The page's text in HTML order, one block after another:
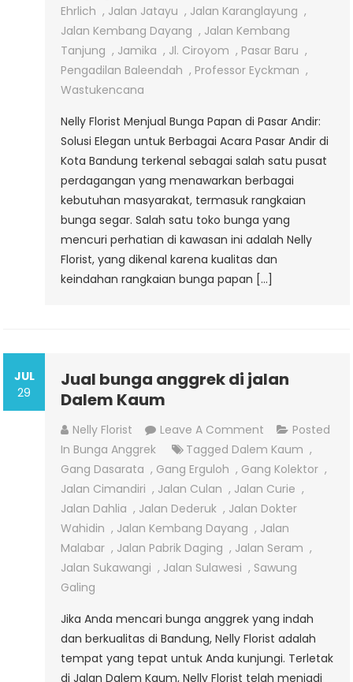
Di
Pasar
Andir
Ehrlich , Jalan Jatayu , Jalan Karanglayung ,
Jalan Kembang Dayang , Jalan Kembang
Tanjung , Jamika , Jl. Ciroyom , Pasar Baru ,
Pengadilan Baleendah , Professor Eyckman ,
Wastukencana
Nelly Florist Menjual Bunga Papan di Pasar Andir:
Solusi Elegan untuk Berbagai Acara Pasar Andir di
Kota Bandung terkenal sebagai salah satu pusat
perdagangan yang menawarkan berbagai
kebutuhan masyarakat, termasuk rangkaian
bunga segar. Salah satu toko bunga yang
mencuri perhatian di kawasan ini adalah Nelly
Florist, yang dikenal karena kualitas dan
keindahan rangkaian bunga papan […]
JUL
29
Jual bunga anggrek di jalan
Dalem Kaum
Nelly Florist Leave A Comment On
Jual
Bunga
Anggrek
Di
Jalan
Dalem
Kaum
Posted
In Bunga Anggrek Tagged Dalem Kaum ,
Gang Dasarata , Gang Erguloh , Gang Kolektor ,
Jalan Cimandiri , Jalan Culan , Jalan Curie ,
Jalan Dahlia , Jalan Dederuk , Jalan Dokter
Wahidin , Jalan Kembang Dayang , Jalan
Malabar , Jalan Pabrik Daging , Jalan Seram ,
Jalan Sukawangi , Jalan Sulawesi , Sawung
Galing
Jika Anda mencari bunga anggrek yang indah
dan berkualitas di Bandung, Nelly Florist adalah
tempat yang tepat untuk Anda kunjungi. Terletak
di Jalan Dalem Kaum, Nelly Florist telah menjadi